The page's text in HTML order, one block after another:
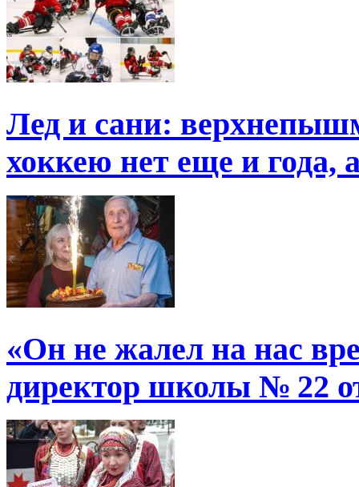
Лед и сани:
хоккею нет еще и года,
«Он не жалел на нас
директор школы № 22